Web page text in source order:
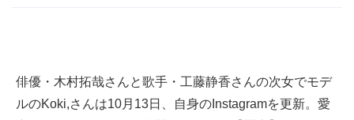
俳優・木村拓哉さんと歌手・工藤静香さんの次女でモデ
ルのKoki,さんは10月13日、自身のInstagramを更新。愛